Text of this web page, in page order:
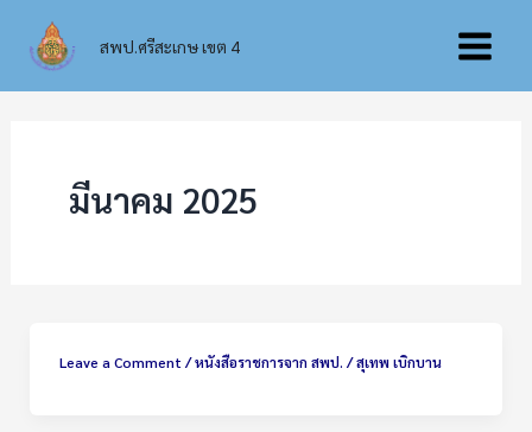
content
สพป.ศรีสะเกษ เขต 4
Main
มีนาคม 2025
Leave a Comment /หนังสือราชการจาก สพป. /สุเทพ เบิกบาน